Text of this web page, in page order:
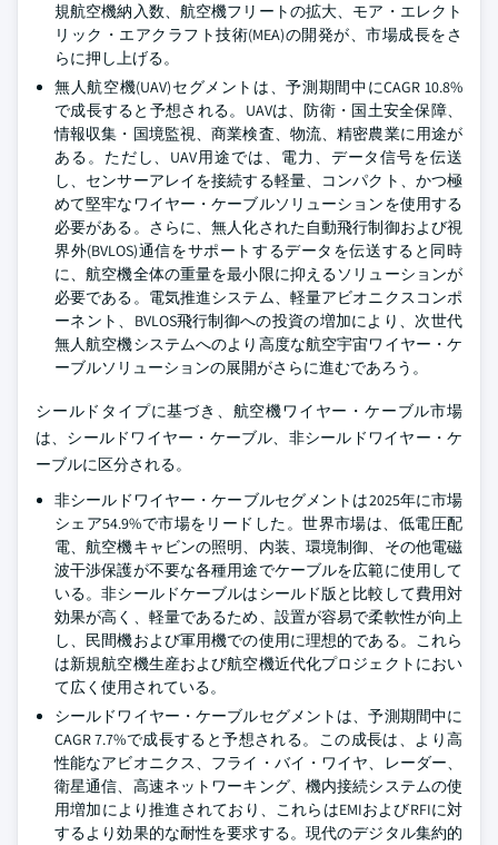
規航空機納入数、航空機フリートの拡大、モア・エレクト
リック・エアクラフト技術(MEA)の開発が、市場成長をさ
らに押し上げる。
無人航空機(UAV)セグメントは、予測期間中にCAGR 10.8%
で成長すると予想される。UAVは、防衛・国土安全保障、
情報収集・国境監視、商業検査、物流、精密農業に用途が
ある。ただし、UAV用途では、電力、データ信号を伝送
し、センサーアレイを接続する軽量、コンパクト、かつ極
めて堅牢なワイヤー・ケーブルソリューションを使用する
必要がある。さらに、無人化された自動飛行制御および視
界外(BVLOS)通信をサポートするデータを伝送すると同時
に、航空機全体の重量を最小限に抑えるソリューションが
必要である。電気推進システム、軽量アビオニクスコンポ
ーネント、BVLOS飛行制御への投資の増加により、次世代
無人航空機システムへのより高度な航空宇宙ワイヤー・ケ
ーブルソリューションの展開がさらに進むであろう。
シールドタイプに基づき、航空機ワイヤー・ケーブル市場
は、シールドワイヤー・ケーブル、非シールドワイヤー・ケ
ーブルに区分される。
非シールドワイヤー・ケーブルセグメントは2025年に市場
シェア54.9%で市場をリードした。世界市場は、低電圧配
電、航空機キャビンの照明、内装、環境制御、その他電磁
波干渉保護が不要な各種用途でケーブルを広範に使用して
いる。非シールドケーブルはシールド版と比較して費用対
効果が高く、軽量であるため、設置が容易で柔軟性が向上
し、民間機および軍用機での使用に理想的である。これら
は新規航空機生産および航空機近代化プロジェクトにおい
て広く使用されている。
シールドワイヤー・ケーブルセグメントは、予測期間中に
CAGR 7.7%で成長すると予想される。この成長は、より高
性能なアビオニクス、フライ・バイ・ワイヤ、レーダー、
衛星通信、高速ネットワーキング、機内接続システムの使
用増加により推進されており、これらはEMIおよびRFIに対
するより効果的な耐性を要求する。現代のデジタル集約的